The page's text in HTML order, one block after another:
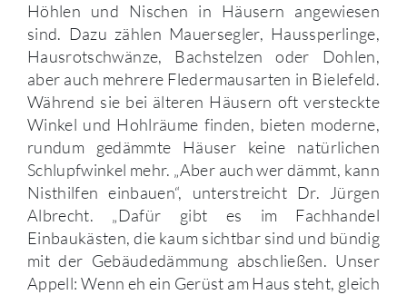
Höhlen und Nischen in Häusern angewiesen
sind. Dazu zählen Mauersegler, Haussperlinge,
Hausrotschwänze, Bachstelzen oder Dohlen,
aber auch mehrere Fledermausarten in Bielefeld.
Während sie bei älteren Häusern oft versteckte
Winkel und Hohlräume finden, bieten moderne,
rundum gedämmte Häuser keine natürlichen
Schlupfwinkel mehr. „Aber auch wer dämmt, kann
Nisthilfen einbauen“, unterstreicht Dr. Jürgen
Albrecht. „Dafür gibt es im Fachhandel
Einbaukästen, die kaum sichtbar sind und bündig
mit der Gebäudedämmung abschließen. Unser
Appell: Wenn eh ein Gerüst am Haus steht, gleich